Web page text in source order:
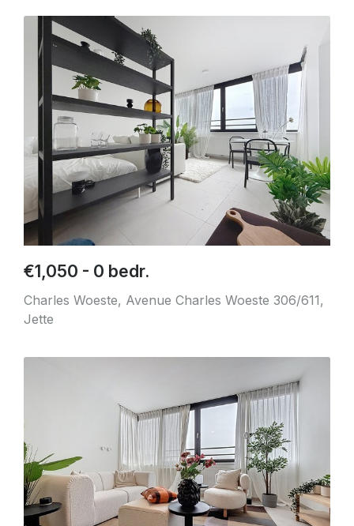
€1,050 - 0 bedr.
Charles Woeste, Avenue Charles Woeste 306/611,
Jette